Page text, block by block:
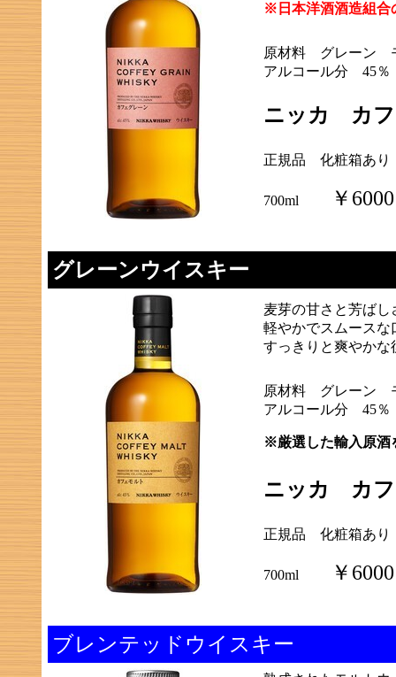
※日本洋酒酒造組合
原材料 グレーン
アルコール分 45％
ニッカ カ
正規品 化粧箱あり
700ml ￥6000
グレーンウイスキー
麦芽の甘さと芳ば
軽やかでスムースな
すっきりと爽やかな
原材料 グレーン
アルコール分 45％
※厳選した輸入原酒
ニッカ カ
正規品 化粧箱あり
700ml ￥6000
ブレンテッドウイスキー